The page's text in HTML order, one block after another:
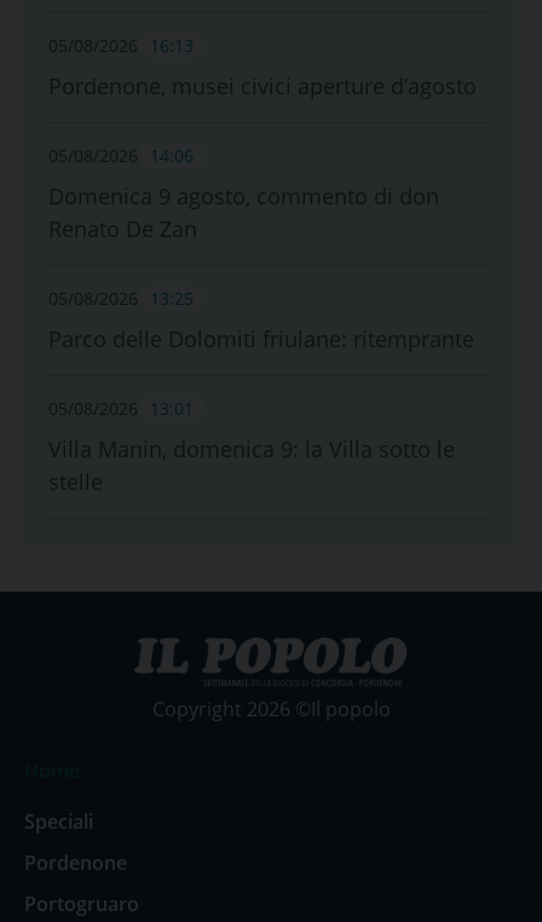
05/08/2026 16:13
Pordenone, musei civici aperture d’agosto
05/08/2026 14:06
Domenica 9 agosto, commento di don
Renato De Zan
05/08/2026 13:25
Parco delle Dolomiti friulane: ritemprante
05/08/2026 13:01
Villa Manin, domenica 9: la Villa sotto le
stelle
Copyright 2026 ©Il popolo
Speciali
Pordenone
Portogruaro